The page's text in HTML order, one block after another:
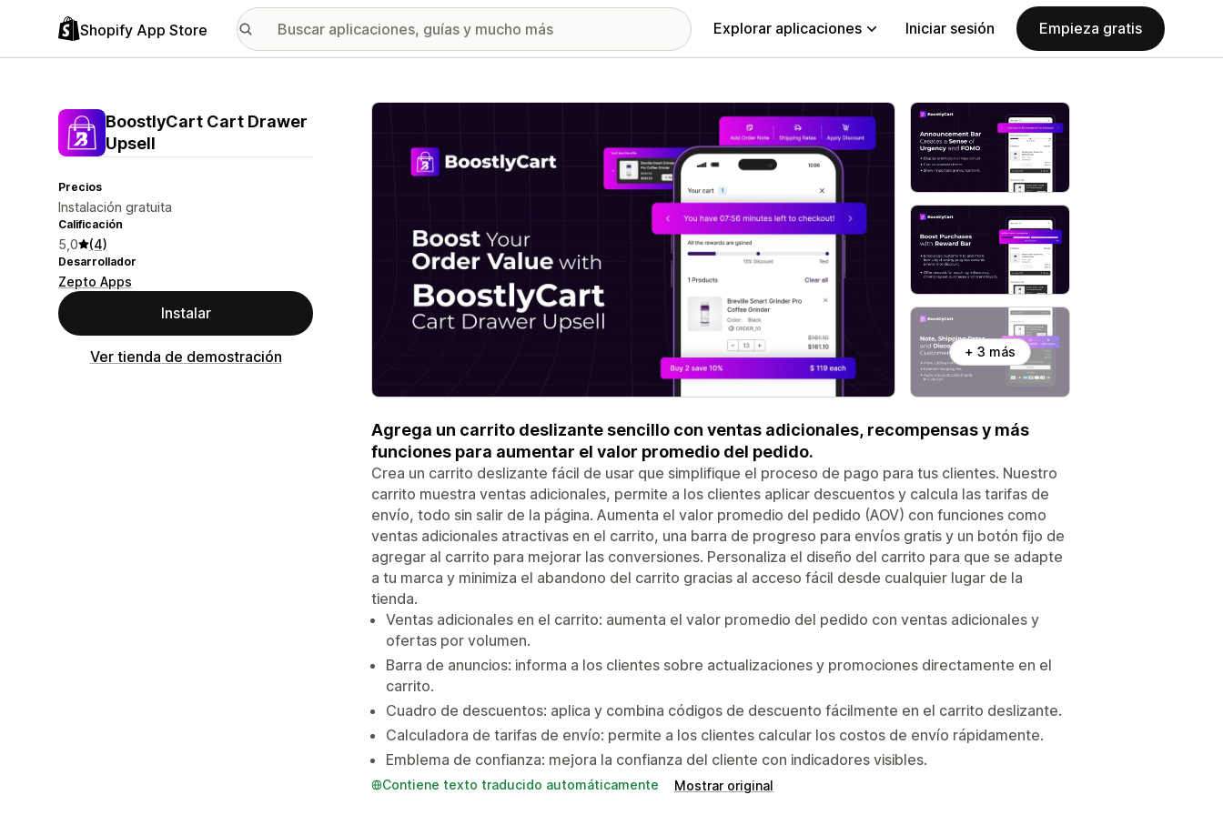
Shopify App Store Explorar aplicaciones Iniciar sesión Empieza gratis
BoostlyCart Cart Drawer
Upsell
Precios
Instalación gratuita
Calificación
5,0 (4)
Desarrollador
Zepto Apps
Instalar
Ver tienda de demostración
Galería de imágenes destacadas
+ 3 más
Agrega un carrito deslizante sencillo con ventas adicionales, recompensas y más
funciones para aumentar el valor promedio del pedido.
Crea un carrito deslizante fácil de usar que simplifique el proceso de pago para tus clientes. Nuestro
carrito muestra ventas adicionales, permite a los clientes aplicar descuentos y calcula las tarifas de
envío, todo sin salir de la página. Aumenta el valor promedio del pedido (AOV) con funciones como
ventas adicionales atractivas en el carrito, una barra de progreso para envíos gratis y un botón fijo de
agregar al carrito para mejorar las conversiones. Personaliza el diseño del carrito para que se adapte
a tu marca y minimiza el abandono del carrito gracias al acceso fácil desde cualquier lugar de la
tienda.
Ventas adicionales en el carrito: aumenta el valor promedio del pedido con ventas adicionales y
ofertas por volumen.
Barra de anuncios: informa a los clientes sobre actualizaciones y promociones directamente en el
carrito.
Cuadro de descuentos: aplica y combina códigos de descuento fácilmente en el carrito deslizante.
Calculadora de tarifas de envío: permite a los clientes calcular los costos de envío rápidamente.
Emblema de confianza: mejora la confianza del cliente con indicadores visibles.
Contiene texto traducido automáticamente Mostrar original